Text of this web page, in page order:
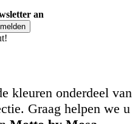
an
kleuren onderdeel van
Graag helpen we u